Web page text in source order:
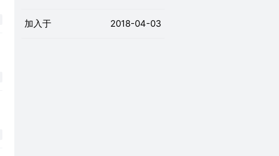
加入于 2018-04-03